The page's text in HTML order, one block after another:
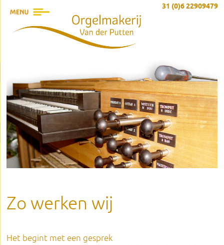
Zo werken wij
Het begint met een gesprek
31 (0)6 22909479